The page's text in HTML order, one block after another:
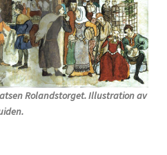
Rolandstorget. Illustration av